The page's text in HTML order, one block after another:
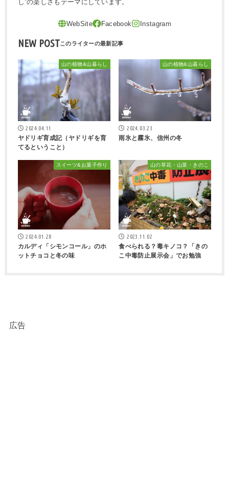
し”の楽しさもテーマにしています。
NEW POST
山の植物&山暮らし
2024.04.11
ヤドリギ育成記（ヤドリギを育
てるということ）
山の植物&山暮らし
2024.03.23
雨氷と霧氷、信州の冬
スイーツ&お菓子作り
2024.01.28
カルディ「シモンコール」のホ
ットチョコと冬の味
山の草花・山菜・きのこ
2023.11.02
食べられる？毒キノコ？「きの
こ中毒防止展示会」でお勉強
広告